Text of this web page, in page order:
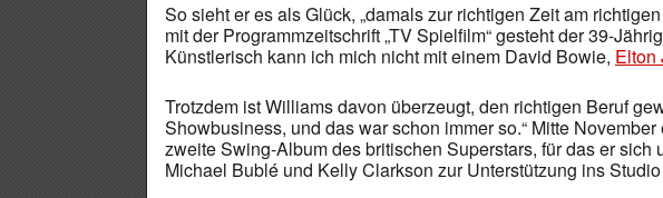
So sieht er es als Glück, „damals zur richtigen Zeit am
mit der Programmzeitschrift „TV Spielfilm“ gesteht der 39-
Künstlerisch kann ich mich nicht mit einem David Bowie, Elton
Trotzdem ist Williams davon überzeugt, den richtigen Beruf
Showbusiness, und das war schon immer so.“ Mitte
zweite Swing-Album des britischen Superstars, für das er sich
Michael Bublé und Kelly Clarkson zur Unterstützung ins